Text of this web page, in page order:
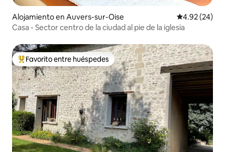
Alojamiento en Auvers-sur-Oise Calificación
4.92 (24)
Casa - Sector centro de la ciudad al pie de la iglesia
Favorito entre huéspedes preferido
Favorito entre huéspedes